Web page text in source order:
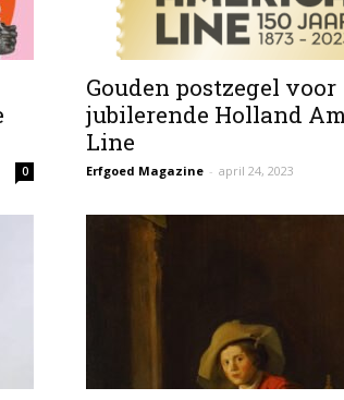
0
Gouden postzegel voor
jubilerende Holland
Line
Erfgoed Magazine - april 24, 2023